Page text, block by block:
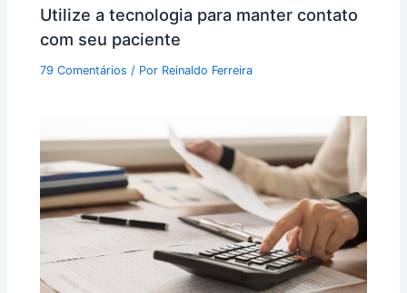
Utilize a tecnologia para manter contato
com seu paciente
79 Comentários / Por Reinaldo Ferreira